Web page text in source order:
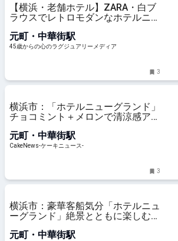
【横浜・老舗ホテル】ZARA・白ブ
ラウスでレトロモダンなホテルニュ
元町・中華街駅
45歳からの心のラグジュアリーメディア
3
横浜市：「ホテルニューグランド」
チョコミント＋メロンで清涼感アッ
定展開
元町・中華街駅
CakeNews-ケーキニュース-
3
横浜市：豪華客船気分「ホテルニュ
ーグランド」絶景とともに楽しむ夏
元町・中華街駅